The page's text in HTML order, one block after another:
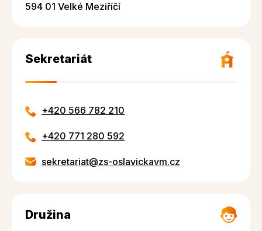
594 01 Velké Meziříčí
Sekretariát
+420 566 782 210
+420 771 280 592
sekretariat@zs-oslavickavm.cz
Družina